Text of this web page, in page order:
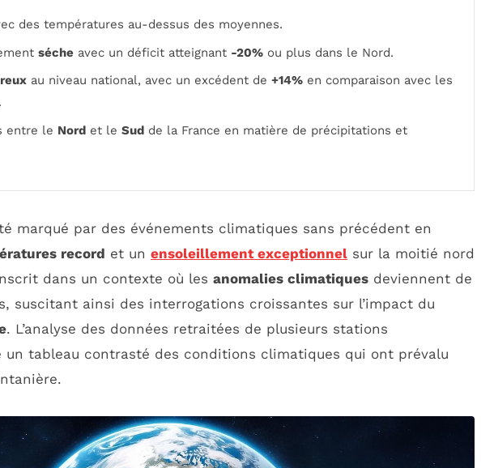
des températures au-dessus des moyennes.
séche avec un déficit atteignant -20% ou plus dans le Nord.
au niveau national, avec un excédent de +14% en comparaison avec les
entre le Nord et le Sud de la France en matière de précipitations et
marqué par des événements climatiques sans précédent en
record et un ensoleillement exceptionnel sur la moitié nord
dans un contexte où les anomalies climatiques deviennent de
suscitant ainsi des interrogations croissantes sur l’impact du
. L’analyse des données retraitées de plusieurs stations
un tableau contrasté des conditions climatiques qui ont prévalu